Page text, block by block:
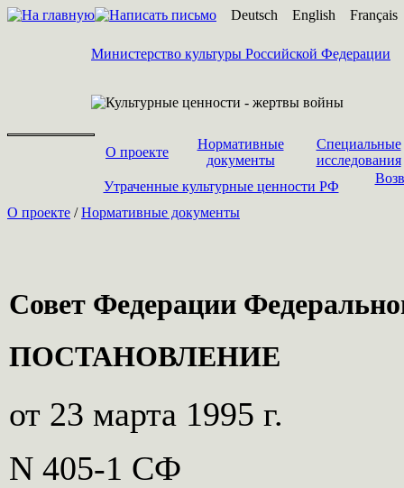
Deutsch English Français
Министерство культуры Российской Федерации
О проекте
Нормативные
документы
Специальные
исследования
Утраченные культурные ценности РФ
О проекте /Нормативные документы
Совет Федерации
ПОСТАНОВЛЕНИЕ
от 23 марта 1995 г.
N 405-1 СФ